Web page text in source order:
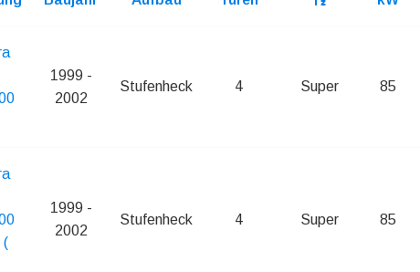
1999 -
2002
Stufenheck 4 Super 85
(
1999 -
2002
Stufenheck 4 Super 85